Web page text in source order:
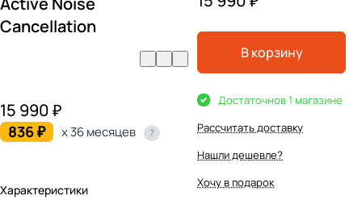
Cancellation
15 990 ₽
836 ₽ x 36 месяцев
Характеристики
В корзину
Достаточнов 1 магазине
Рассчитать доставку
Нашли дешевле?
Хочу в подарок